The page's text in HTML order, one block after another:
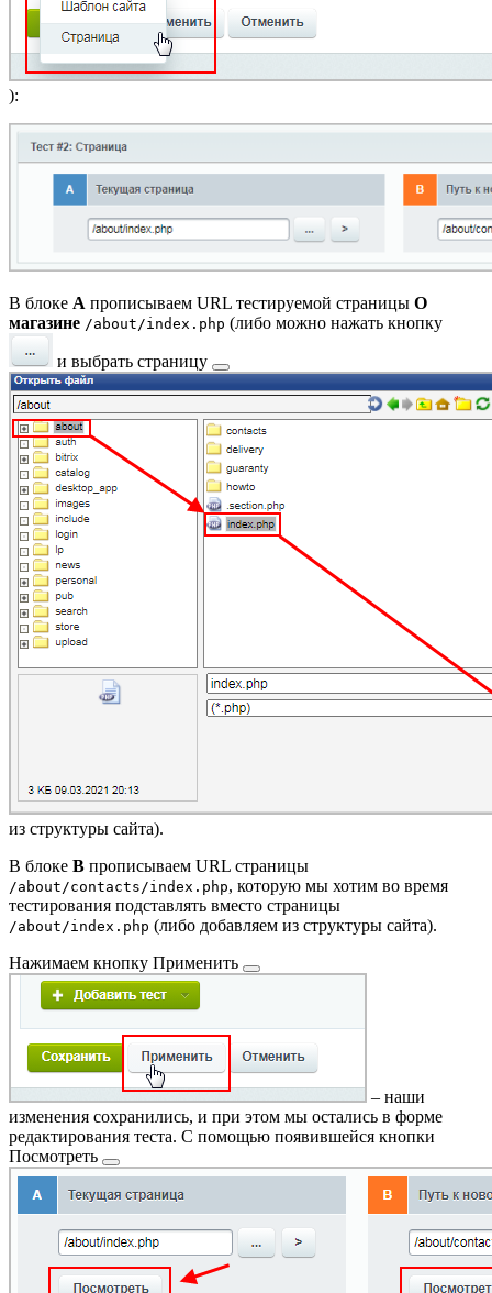
):
В блоке A прописываем URL тестируемой страницы О
магазине /about/index.php (либо можно нажать кнопку
и выбрать страницу
из структуры сайта).
В блоке B прописываем URL страницы
/about/contacts/index.php, которую мы хотим во время
тестирования подставлять вместо страницы
/about/index.php (либо добавляем из структуры сайта).
Нажимаем кнопку Применить
– наши
изменения сохранились, и при этом мы остались в форме
редактирования теста. С помощью появившейся кнопки
Посмотреть